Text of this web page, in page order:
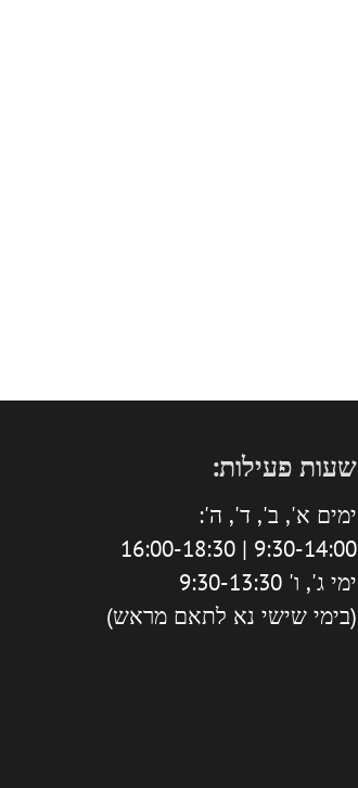
שעות פעילות:
ימים א', ב', ד', ה':
9:30-14:00 | 16:00-18:30
ימי ג', ו' 9:30-13:30
(בימי שישי נא לתאם מראש)